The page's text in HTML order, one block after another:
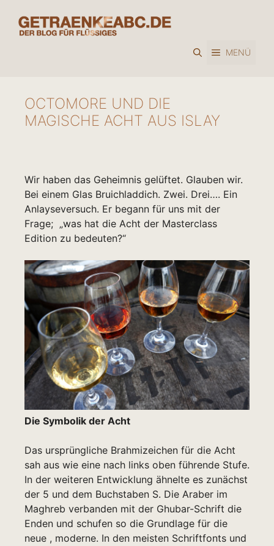
Inhalt
springen
MENÜ
OCTOMORE UND DIE
MAGISCHE ACHT AUS ISLAY
Wir haben das Geheimnis gelüftet. Glauben wir.
Bei einem Glas Bruichladdich. Zwei. Drei…. Ein
Anlayseversuch. Er begann für uns mit der
Frage; „was hat die Acht der Masterclass
Edition zu bedeuten?“
Die Symbolik der Acht
Das ursprüng­liche Brahmizeichen für die Acht
sah aus wie eine nach links oben führende Stufe.
In der weiteren Entwicklung ähnelte es zunächst
der 5 und dem Buchstaben S. Die Araber im
Maghreb verbanden mit der Ghubar-Schrift die
Enden und schufen so die Grundlage für die
neue , moderne. In den meisten Schriftfonts und